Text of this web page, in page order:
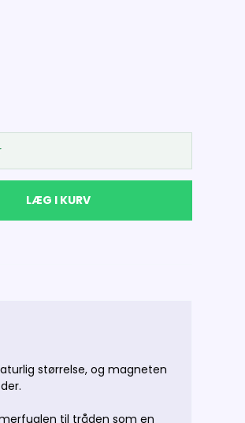
LÆG I KURV
størrelse, og magneten
til tråden som en